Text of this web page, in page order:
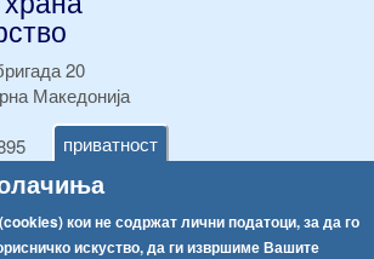
приватност
кои не содржат лични податоци, за да го
искуство, да ги извршиме Вашите
20
Македонија